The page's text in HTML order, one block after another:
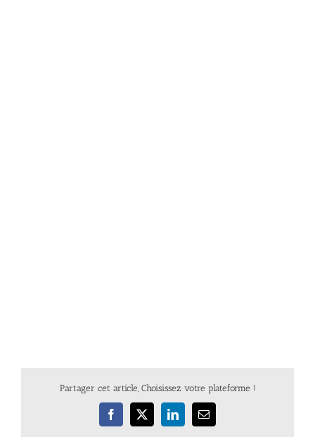
Partager cet article, Choisissez votre plateforme !
Facebook
X LinkedInEmail